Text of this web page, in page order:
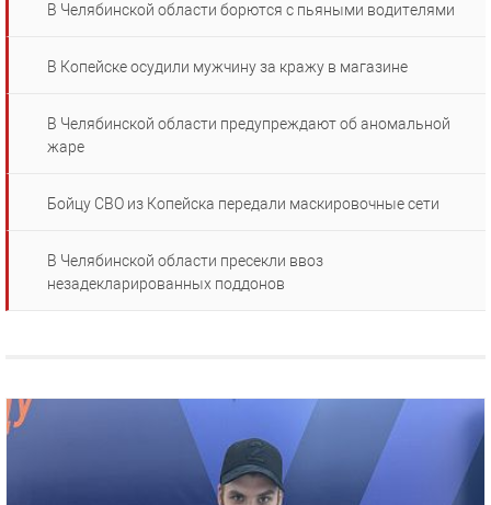
В Челябинской области борются с пьяными водителями
В Копейске осудили мужчину за кражу в магазине
В Челябинской области предупреждают об аномальной
жаре
Бойцу СВО из Копейска передали маскировочные сети
В Челябинской области пресекли ввоз
незадекларированных поддонов